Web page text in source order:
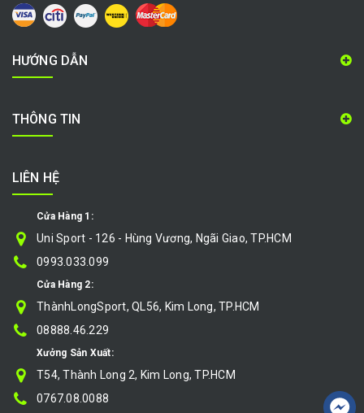
HƯỚNG DẪN
THÔNG TIN
LIÊN HỆ
Cửa Hàng 1:
Uni Sport - 126 - Hùng Vương, Ngãi Giao, TP.HCM
0993.033.099
Cửa Hàng 2:
ThànhLongSport, QL56, Kim Long, TP.HCM
08888.46.229
Xưởng Sản Xuất:
T54, Thành Long 2, Kim Long, TP.HCM
0767.08.0088